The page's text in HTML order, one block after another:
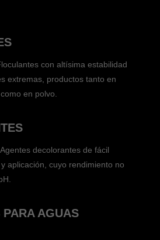
con altísima estabilidad
extremas, productos tanto en
en polvo.
decolorantes de fácil
aplicación, cuyo rendimiento no
PARA AGUAS